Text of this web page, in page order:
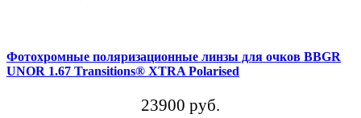
Фотохромные поляризационные линзы для очков BBGR
UNOR 1.67 Transitions® XTRA Polarised
23900 руб.